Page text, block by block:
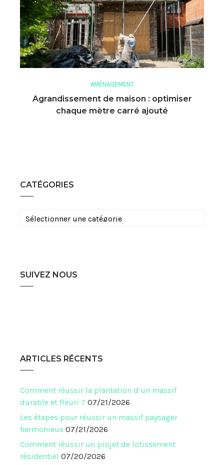
AMÉNAGEMENT
Agrandissement de maison : optimiser
chaque mètre carré ajouté
CATÉGORIES
Catégories
SUIVEZ NOUS
ARTICLES RÉCENTS
Comment réussir la plantation d’un massif
durable et fleuri ? 07/21/2026
Les étapes pour réussir un massif paysager
harmonieux 07/21/2026
Comment réussir un projet de lotissement
résidentiel 07/20/2026